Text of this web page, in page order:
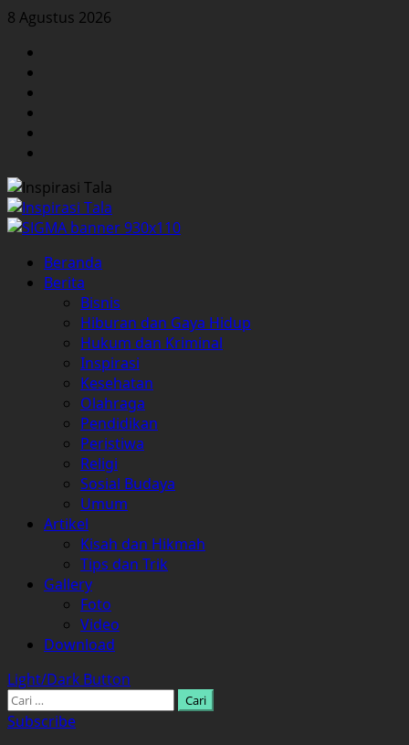
Skip
content
8 Agustus 2026
Primary
Menu
Beranda
Berita
Bisnis
Hiburan dan Gaya Hidup
Hukum dan Kriminal
Inspirasi
Kesehatan
Olahraga
Pendidikan
Peristiwa
Religi
Sosial Budaya
Umum
Artikel
Kisah dan Hikmah
Tips dan Trik
Gallery
Foto
Video
Download
Light/Dark Button
Cari
untuk:
Subscribe